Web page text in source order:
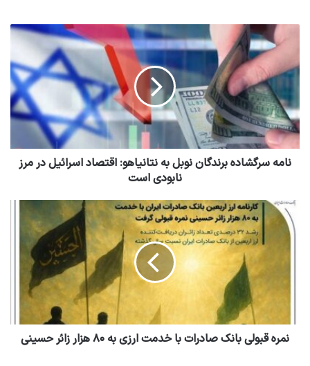
نامه سرگشاده برندگان نوبل به نتانیاهو: اقتصاد اسرائیل در مرز
نابودی است
نمره قبولی بانک صادرات با خدمت ارزی به ۸۰ هزار زائر حسینی